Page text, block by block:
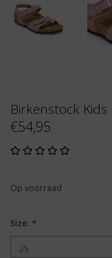
Birkenstock
€54,95
Op voorraad
Size: *